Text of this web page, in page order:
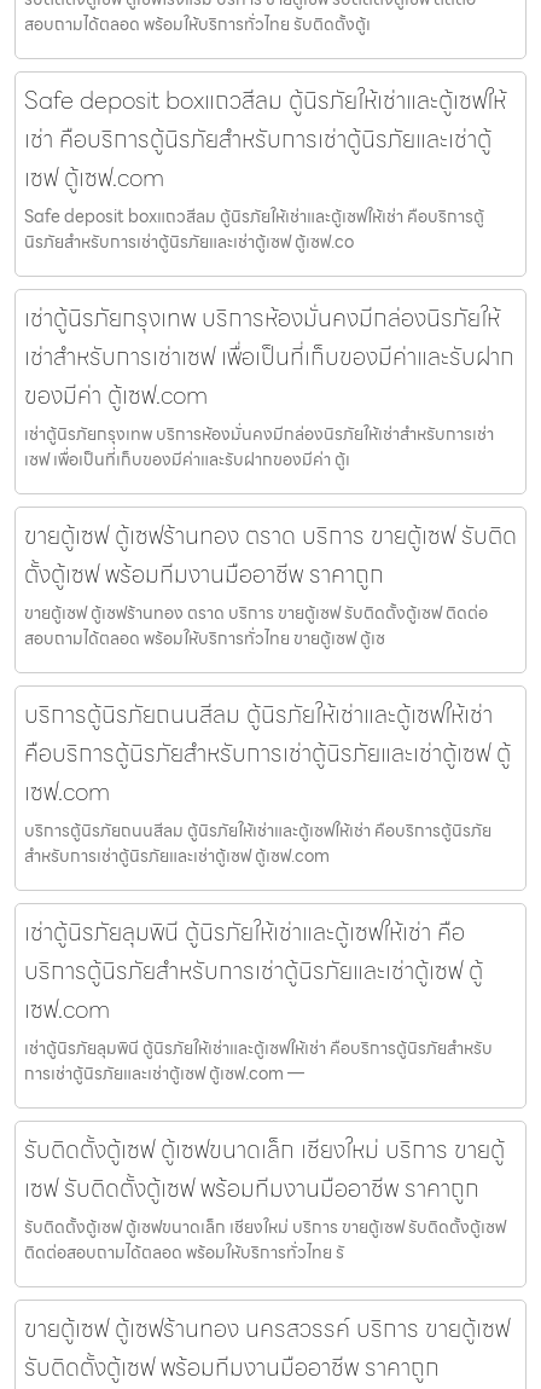
สอบถามได้ตลอด พร้อมให้บริการทั่วไทย รับติดตั้งตู้เ
Safe deposit boxแถวสีลม ตู้นิรภัยให้เช่าและตู้เซฟให้
เช่า คือบริการตู้นิรภัยสำหรับการเช่าตู้นิรภัยและเช่าตู้
เซฟ ตู้เซฟ.com
Safe deposit boxแถวสีลม ตู้นิรภัยให้เช่าและตู้เซฟให้เช่า คือบริการตู้
นิรภัยสำหรับการเช่าตู้นิรภัยและเช่าตู้เซฟ ตู้เซฟ.co
เช่าตู้นิรภัยกรุงเทพ บริการห้องมั่นคงมีกล่องนิรภัยให้
เช่าสำหรับการเช่าเซฟ เพื่อเป็นที่เก็บของมีค่าและรับฝาก
ของมีค่า ตู้เซฟ.com
เช่าตู้นิรภัยกรุงเทพ บริการห้องมั่นคงมีกล่องนิรภัยให้เช่าสำหรับการเช่า
เซฟ เพื่อเป็นที่เก็บของมีค่าและรับฝากของมีค่า ตู้เ
ขายตู้เซฟ ตู้เซฟร้านทอง ตราด บริการ ขายตู้เซฟ รับติด
ตั้งตู้เซฟ พร้อมทีมงานมืออาชีพ ราคาถูก
ขายตู้เซฟ ตู้เซฟร้านทอง ตราด บริการ ขายตู้เซฟ รับติดตั้งตู้เซฟ ติดต่อ
สอบถามได้ตลอด พร้อมให้บริการทั่วไทย ขายตู้เซฟ ตู้เซ
บริการตู้นิรภัยถนนสีลม ตู้นิรภัยให้เช่าและตู้เซฟให้เช่า
คือบริการตู้นิรภัยสำหรับการเช่าตู้นิรภัยและเช่าตู้เซฟ ตู้
เซฟ.com
บริการตู้นิรภัยถนนสีลม ตู้นิรภัยให้เช่าและตู้เซฟให้เช่า คือบริการตู้นิรภัย
สำหรับการเช่าตู้นิรภัยและเช่าตู้เซฟ ตู้เซฟ.com
เช่าตู้นิรภัยลุมพินี ตู้นิรภัยให้เช่าและตู้เซฟให้เช่า คือ
บริการตู้นิรภัยสำหรับการเช่าตู้นิรภัยและเช่าตู้เซฟ ตู้
เซฟ.com
เช่าตู้นิรภัยลุมพินี ตู้นิรภัยให้เช่าและตู้เซฟให้เช่า คือบริการตู้นิรภัยสำหรับ
การเช่าตู้นิรภัยและเช่าตู้เซฟ ตู้เซฟ.com —
รับติดตั้งตู้เซฟ ตู้เซฟขนาดเล็ก เชียงใหม่ บริการ ขายตู้
เซฟ รับติดตั้งตู้เซฟ พร้อมทีมงานมืออาชีพ ราคาถูก
รับติดตั้งตู้เซฟ ตู้เซฟขนาดเล็ก เชียงใหม่ บริการ ขายตู้เซฟ รับติดตั้งตู้เซฟ
ติดต่อสอบถามได้ตลอด พร้อมให้บริการทั่วไทย รั
ขายตู้เซฟ ตู้เซฟร้านทอง นครสวรรค์ บริการ ขายตู้เซฟ
รับติดตั้งตู้เซฟ พร้อมทีมงานมืออาชีพ ราคาถูก